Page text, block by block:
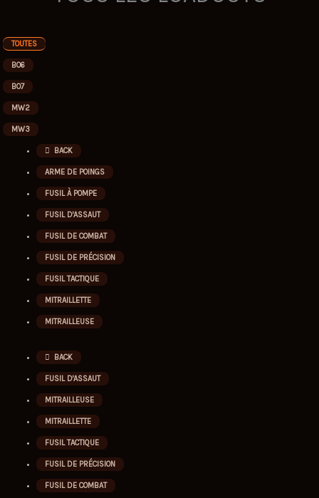
TOUTES
BO6
BO7
MW2
MW3
BACK
ARME DE POINGS
FUSIL À POMPE
FUSIL D'ASSAUT
FUSIL DE COMBAT
FUSIL DE PRÉCISION
FUSIL TACTIQUE
MITRAILLETTE
MITRAILLEUSE
BACK
FUSIL D'ASSAUT
MITRAILLEUSE
MITRAILLETTE
FUSIL TACTIQUE
FUSIL DE PRÉCISION
FUSIL DE COMBAT